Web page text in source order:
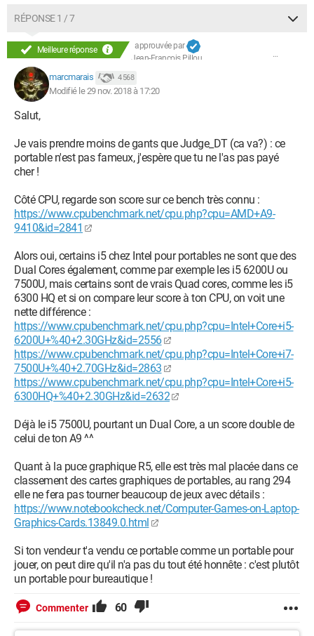
RÉPONSE 1 / 7
Meilleure réponse
approuvée par
Jean-François Pillou
marcmarais 4 568
Modifié le 29 nov. 2018 à 17:20
Salut,
Je vais prendre moins de gants que Judge_DT (ca va?) : ce
portable n'est pas fameux, j'espère que tu ne l'as pas payé
cher !
Côté CPU, regarde son score sur ce bench très connu :
https://www.cpubenchmark.net/cpu.php?cpu=AMD+A9-
9410&id=2841
Alors oui, certains i5 chez Intel pour portables ne sont que des
Dual Cores également, comme par exemple les i5 6200U ou
7500U, mais certains sont de vrais Quad cores, comme les i5
6300 HQ et si on compare leur score à ton CPU, on voit une
nette différence :
https://www.cpubenchmark.net/cpu.php?cpu=Intel+Core+i5-
6200U+%40+2.30GHz&id=2556
https://www.cpubenchmark.net/cpu.php?cpu=Intel+Core+i7-
7500U+%40+2.70GHz&id=2863
https://www.cpubenchmark.net/cpu.php?cpu=Intel+Core+i5-
6300HQ+%40+2.30GHz&id=2632
Déjà le i5 7500U, pourtant un Dual Core, a un score double de
celui de ton A9 ^^
Quant à la puce graphique R5, elle est très mal placée dans ce
classement des cartes graphiques de portables, au rang 294
elle ne fera pas tourner beaucoup de jeux avec détails :
https://www.notebookcheck.net/Computer-Games-on-Laptop-
Graphics-Cards.13849.0.html
Si ton vendeur t'a vendu ce portable comme un portable pour
jouer, on peut dire qu'il n'a pas du tout été honnête : c'est plutôt
un portable pour bureautique !
Commenter 60